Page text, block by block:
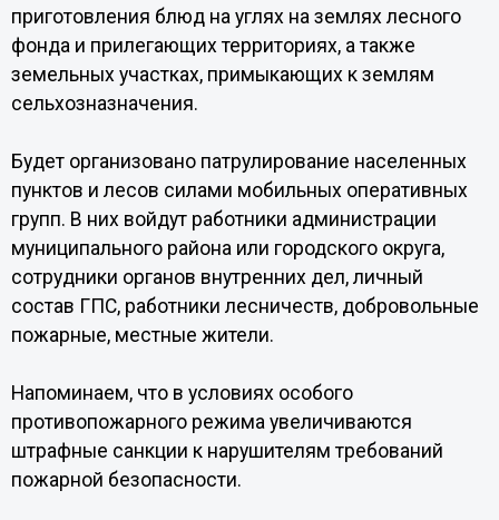
приготовления блюд на углях на землях лесного
фонда и прилегающих территориях, а также
земельных участках, примыкающих к землям
сельхозназначения.
Будет организовано патрулирование населенных
пунктов и лесов силами мобильных оперативных
групп. В них войдут работники администрации
муниципального района или городского округа,
сотрудники органов внутренних дел, личный
состав ГПС, работники лесничеств, добровольные
пожарные, местные жители.
Напоминаем, что в условиях особого
противопожарного режима увеличиваются
штрафные санкции к нарушителям требований
пожарной безопасности.